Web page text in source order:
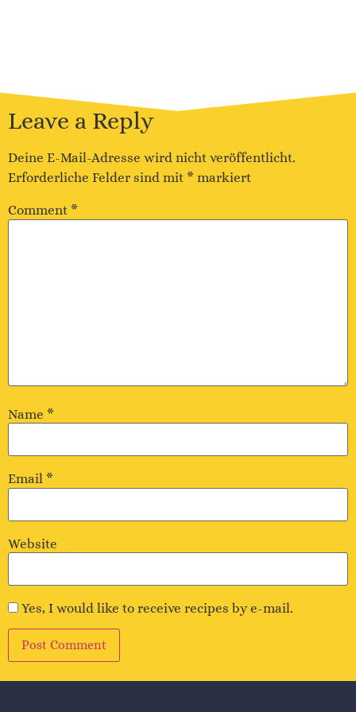
Leave a Reply
Deine E-Mail-Adresse wird nicht veröffentlicht.
Erforderliche Felder sind mit * markiert
Comment *
Name *
Email *
Website
Yes, I would like to receive recipes by e-mail.
Alternative: